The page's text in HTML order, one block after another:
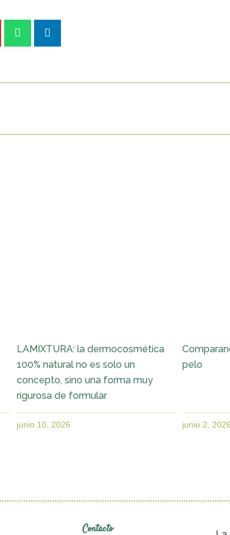
LAMIXTURA: la dermocosmética
100% natural no es solo un
concepto, sino una forma muy
rigurosa de formular
junio 10, 2026
pelo
junio 2, 2026
Contacto